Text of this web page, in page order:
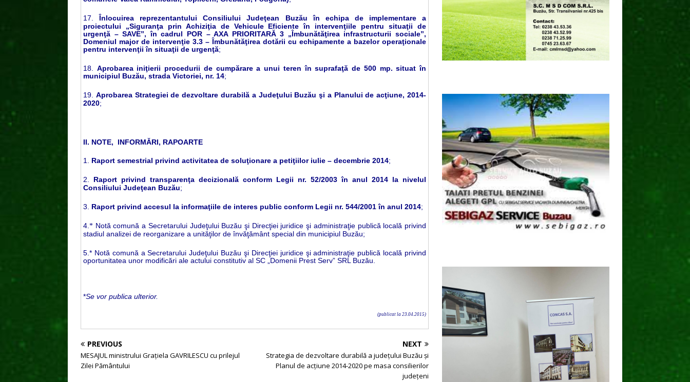
17.
Înlocuirea reprezentantului Consiliului Judeţean Buzău în echipa de implementare a
proiectului „Siguranţa prin Achiziţia de Vehicule Eficiente în intervenţiile pentru situaţii de
urgenţă – SAVE”, în cadrul POR – AXA PRIORITARĂ 3 „Îmbunătăţirea infrastructurii sociale”,
Domeniul major de intervenţie 3.3 – Îmbunătăţirea dotării cu echipamente a bazelor operaţionale
pentru intervenţii în situaţii de urgenţă;
18.
Aprobarea iniţierii procedurii de cumpărare a unui teren în suprafaţă de 500 mp. situat în
municipiul Buzău, strada Victoriei, nr. 14;
19. Aprobarea Strategiei de dezvoltare durabilă a Judeţului Buzău şi a Planului de acţiune, 2014-
2020;
II. NOTE, INFORMĂRI, RAPOARTE
1. Raport semestrial privind activitatea de soluţionare a petiţiilor iulie – decembrie 2014;
2.
Raport privind transparenţa decizională conform Legii nr. 52/2003 în anul 2014 la nivelul
Consiliului Judeţean Buzău;
3. Raport privind accesul la informaţiile de interes public conform Legii nr. 544/2001 în anul 2014;
4. * Notă comună a Secretarului Judeţului Buzău şi Direcţiei juridice şi administraţie publică locală privind
stadiul analizei de reorganizare a unităţilor de învăţământ special din municipiul Buzău;
5.* Notă comună a Secretarului Judeţului Buzău şi Direcţiei juridice şi administraţie publică locală privind
oportunitatea unor modificări ale actului constitutiv al SC „Domenii Prest Serv” SRL Buzău.
*Se vor publica ulterior.
(publicat la 23.04.2015)
PREVIOUS
MESAJUL ministrului Grațiela GAVRILESCU cu prilejul
Zilei Pământului
NEXT
Strategia de dezvoltare durabilă a judeţului Buzău şi
Planul de acţiune 2014-2020 pe masa consilierilor
judeţeni